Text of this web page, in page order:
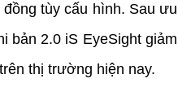
tùy cấu hình. Sau ưu
bản 2.0 iS EyeSight giảm
thị trường hiện nay.